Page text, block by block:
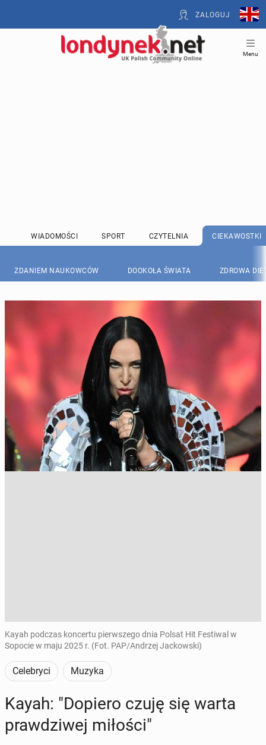
ZALOGUJ
Menu
WIADOMOŚCI SPORT CZYTELNIA CIEKAWOSTKI
ZDANIEM NAUKOWCÓW DOOKOŁA ŚWIATA ZDROWA
Kayah podczas koncertu pierwszego dnia Polsat Hit Festiwal w
Sopocie w maju 2025 r. (Fot. PAP/Andrzej Jackowski)
Celebryci Muzyka
Kayah: "Dopiero czuję się warta
praw­dzi­wej miłości"